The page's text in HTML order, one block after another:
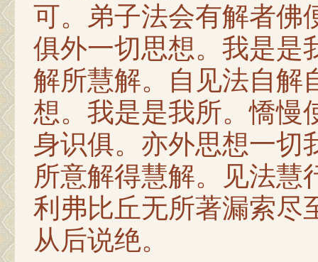
可。弟子法会有解者佛
俱外一切思想。我是是
解所慧解。自见法自解
想。我是是我所。憍慢
身识俱。亦外思想一切
所意解得慧解。见法慧
利弗比丘无所著漏索尽
从后说绝。